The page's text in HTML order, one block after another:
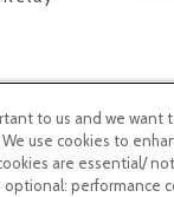
to us and we want
use cookies to
are essential/
performance